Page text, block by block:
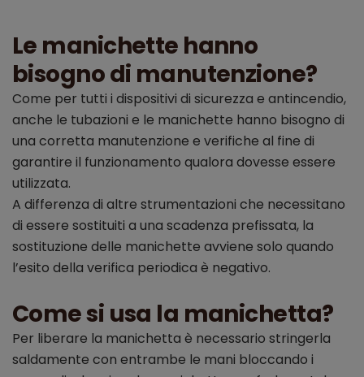
Le manichette hanno
bisogno di manutenzione?
Come per tutti i dispositivi di sicurezza e antincendio,
anche le tubazioni e le manichette hanno bisogno di
una corretta manutenzione e verifiche al fine di
garantire il funzionamento qualora dovesse essere
utilizzata.
A differenza di altre strumentazioni che necessitano
di essere sostituiti a una scadenza prefissata, la
sostituzione delle manichette avviene solo quando
l’esito della verifica periodica è negativo.
Come si usa la manichetta?
Per liberare la manichetta è necessario stringerla
saldamente con entrambe le mani bloccando i